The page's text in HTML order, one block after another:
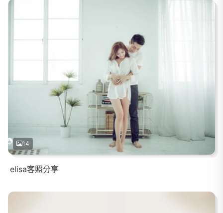
14
elisa客照分享